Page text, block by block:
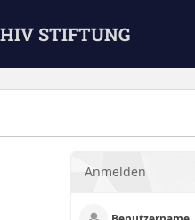
STIFTUNG
Anmelden